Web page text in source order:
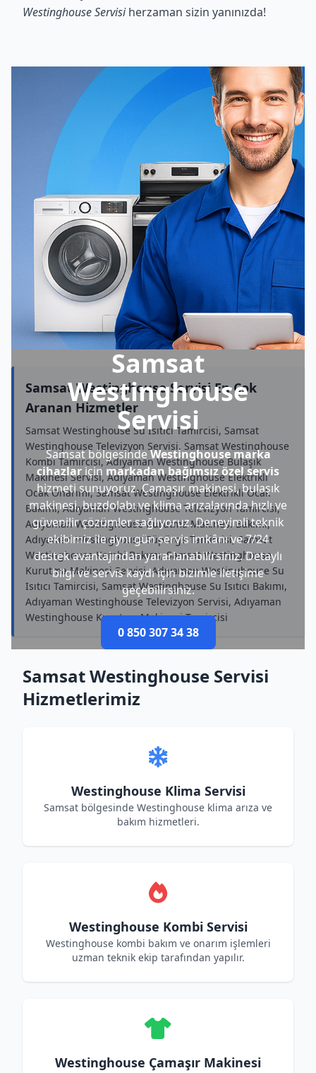
Westinghouse Servisiherzaman sizin yanınızda!
Samsat
Westinghouse
Servisi
Samsat bölgesindeWestinghouse marka
cihazlar için markadan bağımsız özel servis
hizmeti sunuyoruz. Çamaşır makinesi, bulaşık
makinesi, buzdolabı ve klima arızalarında hızlı ve
güvenilir çözümler sağlıyoruz. Deneyimli teknik
ekibimiz ile aynı gün servis imkânı ve 7/24
destek avantajından yararlanabilirsiniz. Detaylı
bilgi ve servis kaydı için bizimle iletişime
geçebilirsiniz.
0 850 307 34 38
Samsat Westinghouse Servisi En Çok
Aranan Hizmetler
Samsat Westinghouse Su Isıtıcı Tamircisi, Samsat
Westinghouse Televizyon Servisi, Samsat Westinghouse
Kombi Tamircisi, Adıyaman Westinghouse Bulaşık
Makinesi Servisi, Adıyaman Westinghouse Elektrikli
Ocak Onarımı, Samsat Westinghouse Elektrikli Ocak
Bakımı, Adıyaman Westinghouse Televizyon Tamircisi,
Adıyaman Westinghouse Kurutma Makinesi Bakımı,
Adıyaman Westinghouse Süpürge Tamircisi, Samsat
Westinghouse Kombi Bakımı, Samsat Westinghouse
Kurutma Makinesi Servisi, Adıyaman Westinghouse Su
Isıtıcı Tamircisi, Samsat Westinghouse Su Isıtıcı Bakımı,
Adıyaman Westinghouse Televizyon Servisi, Adıyaman
Westinghouse Kurutma Makinesi Tamircisi
Samsat Westinghouse Servisi
Hizmetlerimiz
Westinghouse Klima Servisi
Samsat bölgesinde Westinghouse klima arıza ve
bakım hizmetleri.
Westinghouse Kombi Servisi
Westinghouse kombi bakım ve onarım işlemleri
uzman teknik ekip tarafından yapılır.
Westinghouse Çamaşır Makinesi